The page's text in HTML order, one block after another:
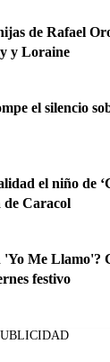
de Rafael
y Loraine
el silencio
el niño de
de Caracol
'Yo Me Llamo'?
festivo